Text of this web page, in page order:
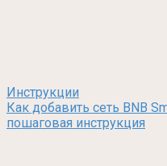
Инструкции
Как добавить сеть BNB
пошаговая инструкция